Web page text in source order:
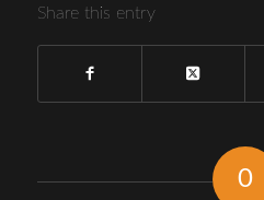
Share this entry
0